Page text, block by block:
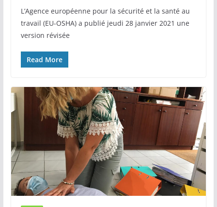
L’Agence européenne pour la sécurité et la santé au
travail (EU-OSHA) a publié jeudi 28 janvier 2021 une
version révisée
Read More